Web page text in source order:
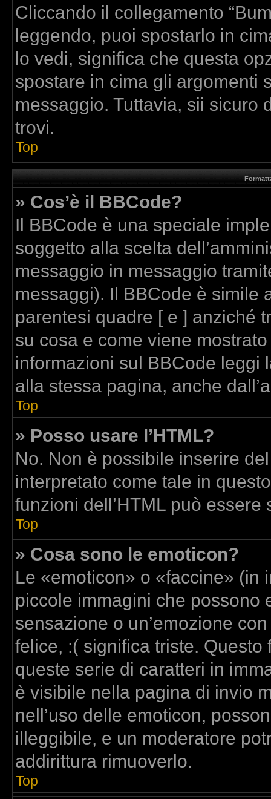
Cliccando il collegamento
leggendo, puoi spostarlo in
lo vedi, significa che questa
spostare in cima gli argomenti
messaggio. Tuttavia, sii sicuro
trovi.
Top
» Cos’è il BBCode?
Il BBCode è una speciale
soggetto alla scelta
messaggio in messaggio
messaggi). Il BBCode è simile
parentesi quadre [ e ] anziché
su cosa e come viene
informazioni sul BBCode leggi
alla stessa pagina, anche
Top
» Posso usare l’HTML?
No. Non è possibile inserire
interpretato come tale in
funzioni dell’HTML può
Top
» Cosa sono le emoticon?
Le «emoticon» o «faccine» (in
piccole immagini che possono
sensazione o un’emozione
felice, :( significa triste.
queste serie di caratteri in
è visibile nella pagina di invio
nell’uso delle emoticon,
illeggibile, e un moderatore
addirittura rimuoverlo.
Top